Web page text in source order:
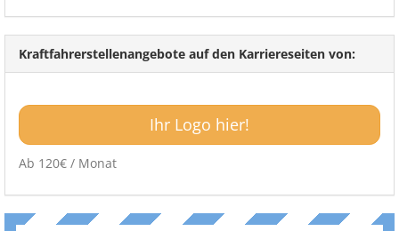
Kraftfahrerstellenangebote auf den Karriereseiten von:
Ihr Logo hier!
Ab 120€ / Monat